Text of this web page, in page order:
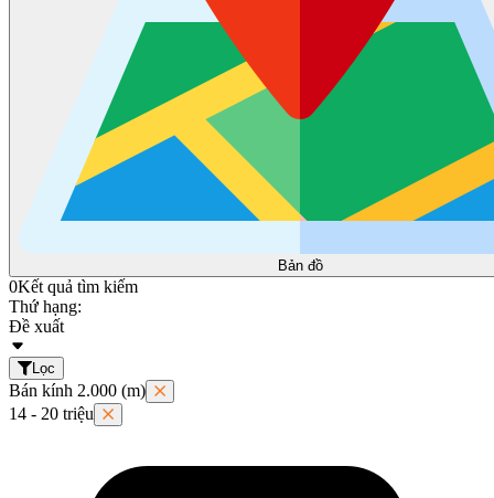
Bản đồ
0Kết quả tìm kiếm
Thứ hạng:
Đề xuất
Lọc
Bán kính 2.000 (m)
14 - 20 triệu